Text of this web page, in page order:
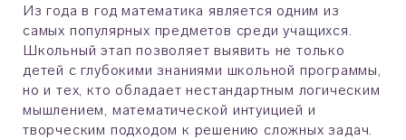
Из года в год математика является одним из
самых популярных предметов среди учащихся.
Школьный этап позволяет выявить не только
детей с глубокими знаниями школьной программы,
но и тех, кто обладает нестандартным логическим
мышлением, математической интуицией и
творческим подходом к решению сложных задач.